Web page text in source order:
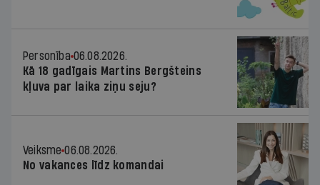
Personība 06.08.2026.
Kā 18 gadīgais Martins Bergšteins
kļuva par laika ziņu seju?
Veiksme 06.08.2026.
No vakances līdz komandai